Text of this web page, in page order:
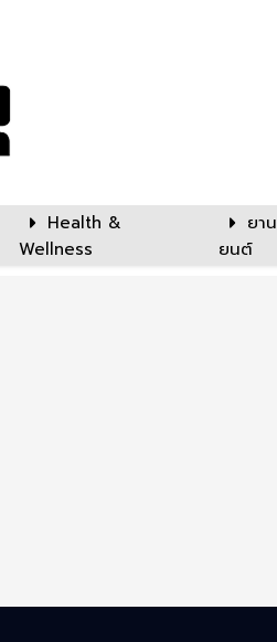
Health &
Wellness
ยาน
ยนต์